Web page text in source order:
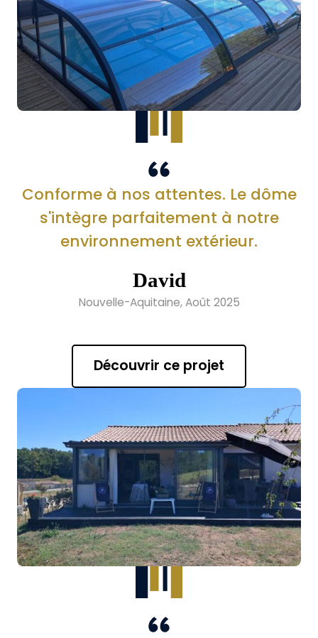
Conforme à nos attentes. Le dôme
s'intègre parfaitement à notre
environnement extérieur.
David
Nouvelle-Aquitaine, Août 2025
Découvrir ce projet